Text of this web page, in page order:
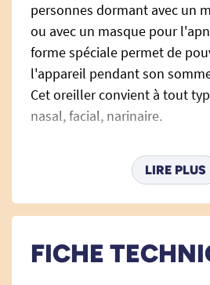
personnes dormant avec un
ou avec un masque pour
forme spéciale permet de
l'appareil pendant son
Cet oreiller convient à tout
nasal, facial, narinaire.
Il est composé de 2 aérateurs
ventilation et une reprise de
assurant un bon maintien des
adapté à cet oreiller. Vous la
LIRE PLUS
FICHE